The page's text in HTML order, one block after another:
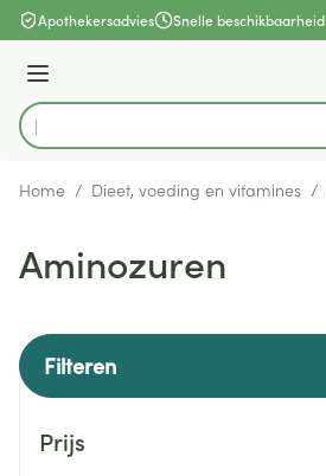
Ga naar de inhoud
Apothekersadvies Snelle beschikbaarheid
Menu
Product, merk, categorie...
Home / Dieet, voeding en vitamines /
Aminozuren
Filteren
Prijs